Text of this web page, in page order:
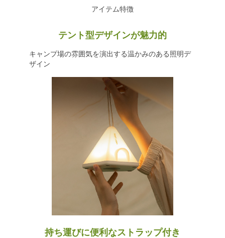
アイテム特徴
テント型デザインが魅力的
キャンプ場の雰囲気を演出する温かみのある照明デ
ザイン
持ち運びに便利なストラップ付き